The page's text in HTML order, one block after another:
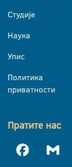
Студије
Наука
Упис
Политика
приватности
Пратите нас